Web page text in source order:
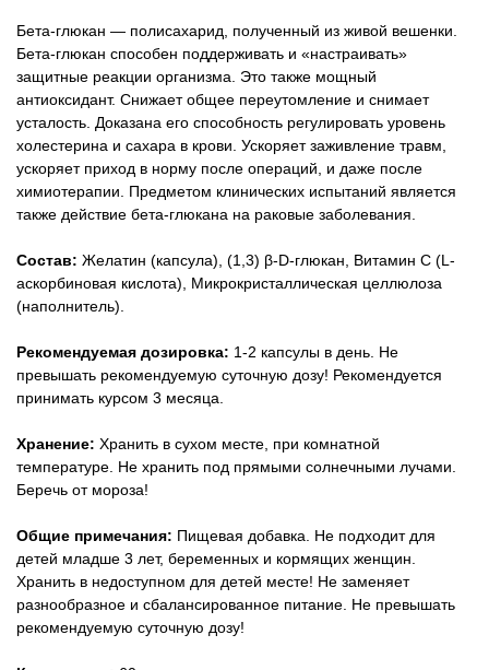
Бета-глюкан — полисахарид, полученный из живой вешенки.
Бета-глюкан способен поддерживать и «настраивать»
защитные реакции организма. Это также мощный
антиоксидант. Снижает общее переутомление и снимает
усталость. Доказана его способность регулировать уровень
холестерина и сахара в крови. Ускоряет заживление травм,
ускоряет приход в норму после операций, и даже после
химиотерапии. Предметом клинических испытаний является
также действие бета-глюкана на раковые заболевания.
Состав: Желатин (капсула), (1,3) β-D-глюкан, Витамин С (L-
аскорбиновая кислота), Микрокристаллическая целлюлоза
(наполнитель).
Рекомендуемая дозировка: 1-2 капсулы в день. Не
превышать рекомендуемую суточную дозу! Рекомендуется
принимать курсом 3 месяца.
Хранение: Хранить в сухом месте, при комнатной
температуре. Не хранить под прямыми солнечными лучами.
Беречь от мороза!
Общие примечания: Пищевая добавка. Не подходит для
детей младше 3 лет, беременных и кормящих женщин.
Хранить в недоступном для детей месте! Не заменяет
разнообразное и сбалансированное питание. Не превышать
рекомендуемую суточную дозу!